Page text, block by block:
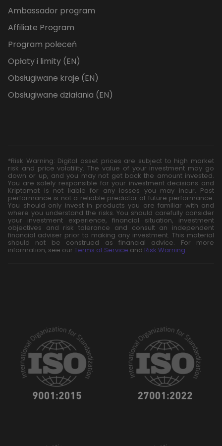
Ambassador program
Affiliate Program
Program poleceń
Opłaty i limity (EN)
Obsługiwane kraje (EN)
Obsługiwane działania (EN)
*Risk Warning: Digital asset prices are subject to high market
risk and price volatility. The value of your investment may go
down or up, and you may not get back the amount invested.
You are solely responsible for your investment decisions and
Kriptomat is not liable for any losses you may incur. Past
performance is not a reliable predictor of future performance.
You should only invest in products you are familiar with and
where you understand the risks. You should carefully consider
your investment experience, financial situation, investment
objectives and risk tolerance and consult an independent
financial adviser prior to making any investment. This material
should not be construed as financial advice. For more
information, see our Terms of Service and Risk Warning.